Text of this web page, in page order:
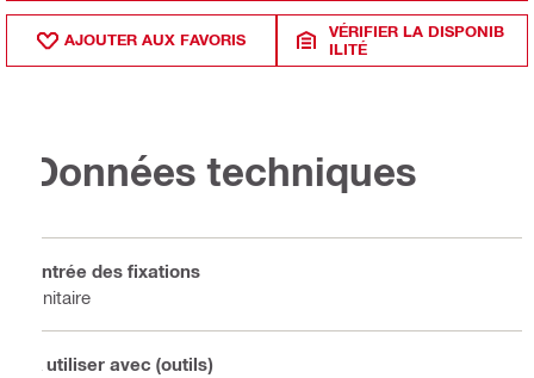
AJOUTER AUX FAVORIS
VÉRIFIER LA DISPONIB
ILITÉ
Données techniques
Entrée des fixations
Unitaire
À utiliser avec (outils)